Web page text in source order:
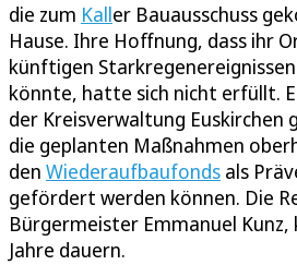
die zum Kaller Bauausschuss
Hause. Ihre Hoffnung, dass ihr
künftigen
könnte, hatte sich nicht erfüllt.
der Kreisverwaltung Euskirchen
die geplanten Maßnahmen
den Wiederaufbaufonds als
gefördert werden können. Die
Bürgermeister Emmanuel Kunz,
Jahre dauern.